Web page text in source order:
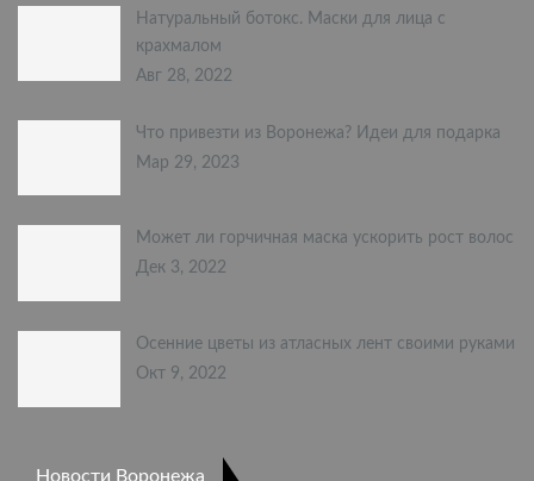
Натуральный ботокс. Маски для лица с
крахмалом
Авг 28, 2022
Что привезти из Воронежа? Идеи для подарка
Мар 29, 2023
Может ли горчичная маска ускорить рост волос
Дек 3, 2022
Осенние цветы из атласных лент своими руками
Окт 9, 2022
Новости Воронежа